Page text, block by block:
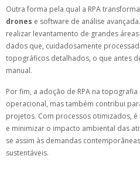
Outra forma pela qual a RPA
drones e software de análise
realizar levantamento de grandes
dados que, cuidadosamente
topográficos detalhados, o que antes
manual.
Por fim, a adoção de RPA na
operacional, mas também contribui
projetos. Com processos otimizados,
e minimizar o impacto ambiental das
se assim às demandas
sustentáveis.